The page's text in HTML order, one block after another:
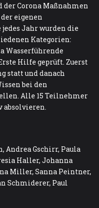
der Corona Maßnahmen
eigenen
Jahr wurden die
Kategorien:
Wasserführende
Hilfe geprüft. Zuerst
statt und danach
bei den
Alle 15 Teilnehmer
absolvieren.
Andrea Gschirr, Paula
Haller, Johanna
Miller, Sanna Peintner,
Schmiderer, Paul